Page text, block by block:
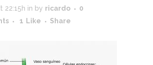
22:15h in by ricardo
0
1 Like Share